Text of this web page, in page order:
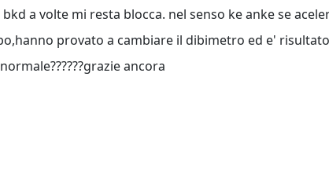
a volte mi resta blocca. nel senso ke anke se
provato a cambiare il dibimetro ed e'
ancora